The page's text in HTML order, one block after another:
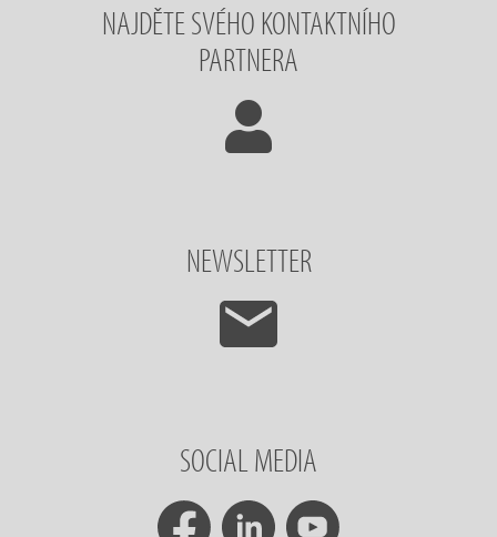
NAJDĚTE SVÉHO KONTAKTNÍHO
PARTNERA
NEWSLETTER
SOCIAL MEDIA